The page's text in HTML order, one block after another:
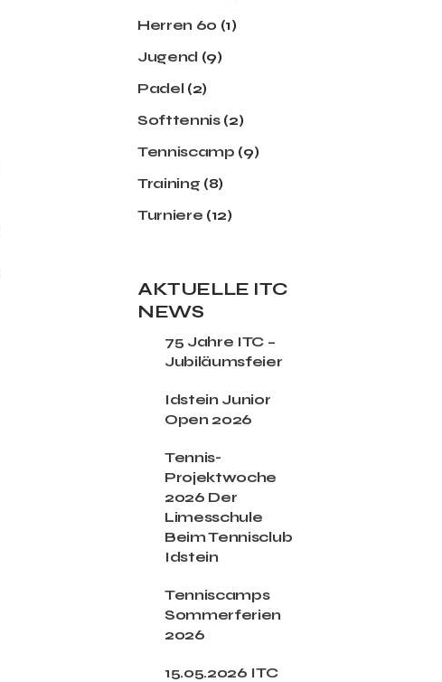
Herren 60 (1)
Jugend (9)
Padel (2)
Softtennis(2)
Tenniscamp (9)
Training (8)
Turniere (12)
AKTUELLE ITC
NEWS
75 Jahre ITC –
Jubiläumsfeier
Idstein Junior
Open 2026
Tennis-
Projektwoche
2026 Der
Limesschule
Beim Tennisclub
Idstein
Tenniscamps
Sommerferien
2026
15.05.2026 ITC